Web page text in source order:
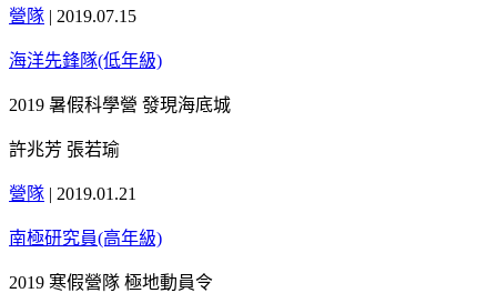
營隊 | 2019.07.15
海洋先鋒隊(低年級)
2019 暑假科學營 發現海底城
許兆芳 張若瑜
營隊 | 2019.01.21
南極研究員(高年級)
2019 寒假營隊 極地動員令